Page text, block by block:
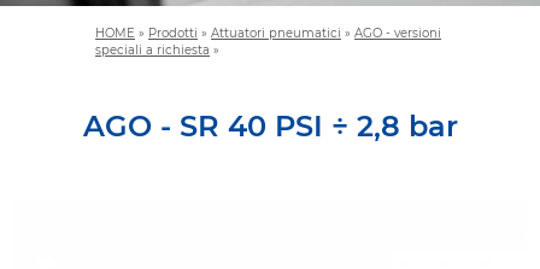
HOME » Prodotti » Attuatori pneumatici » AGO - versioni
speciali a richiesta »
AGO - SR 40 PSI ÷ 2,8 bar